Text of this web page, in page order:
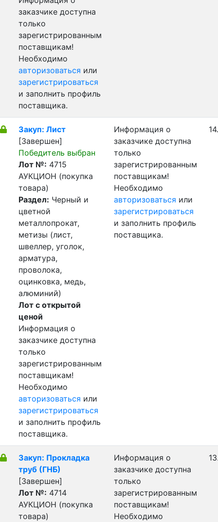
заказчике доступна
только
зарегистрированным
поставщикам!
Необходимо
авторизоваться или
зарегистрироваться
и заполнить профиль
поставщика.
Закуп: Лист
[Завершен]
Победитель выбран
Лот №: 4715
АУКЦИОН (покупка
товара)
Раздел: Черный и
цветной
металлопрокат,
метизы (лист,
швеллер, уголок,
арматура,
проволока,
оцинковка, медь,
алюминий)
Лот с открытой
ценой
Информация о
заказчике доступна
только
зарегистрированным
поставщикам!
Необходимо
авторизоваться или
зарегистрироваться
и заполнить профиль
поставщика.
Информация о
заказчике доступна
только
зарегистрированным
поставщикам!
Необходимо
авторизоваться или
зарегистрироваться
и заполнить профиль
поставщика.
Закуп: Прокладка
труб (ГНБ)
[Завершен]
Лот №: 4714
АУКЦИОН (покупка
товара)
Информация о
заказчике доступна
только
зарегистрированным
поставщикам!
Необходимо